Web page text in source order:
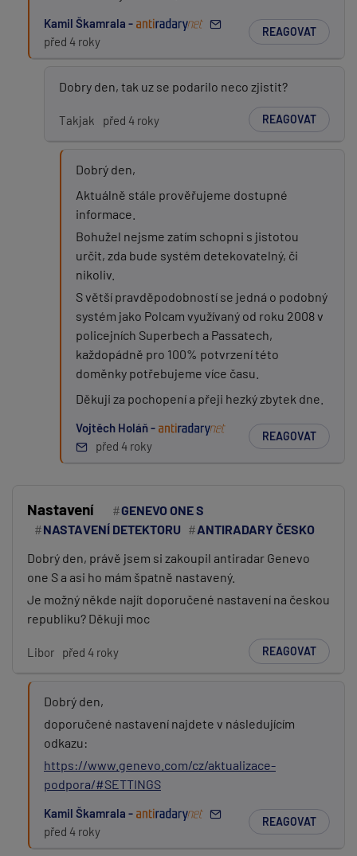
PŘIDAT PŘÍSPĚVEK
Kamil Škamrala -
před 4 roky
REAGOVAT
Dobry den, tak uz se podarilo neco zjistit?
Takjak před 4 roky REAGOVAT
Dobrý den,
Aktuálně stále prověřujeme dostupné
informace.
Bohužel nejsme zatím schopni s jistotou
určit, zda bude systém detekovatelný, či
nikoliv.
S větší pravděpodobností se jedná o podobný
systém jako Polcam využívaný od roku 2008 v
policejních Superbech a Passatech,
každopádně pro 100% potvrzení této
doměnky potřebujeme více času.
Děkuji za pochopení a přeji hezký zbytek dne.
Vojtěch Holáň -
před 4 roky
REAGOVAT
Nastavení
GENEVO ONE S
NASTAVENÍ DETEKTORU
ANTIRADARY ČESKO
Dobrý den, právě jsem si zakoupil antiradar Genevo
one S a asi ho mám špatně nastavený.
Je možný někde najít doporučené nastavení na českou
republiku? Děkuji moc
Libor před 4 roky REAGOVAT
Dobrý den,
doporučené nastavení najdete v následujícím
odkazu:
https://www.genevo.com/cz/aktualizace-
podpora/#SETTINGS
Kamil Škamrala -
před 4 roky
REAGOVAT